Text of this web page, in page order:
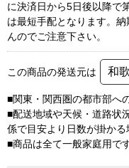
に決済日から5日後以降で
は最短手配となります。
んのでご注意下さい。
この商品の発送元は 和
■関東・関西圏の都市部へ
■配送地域や天候・道路状
係で目安より日数が掛か
■商品は全て一般家庭用で